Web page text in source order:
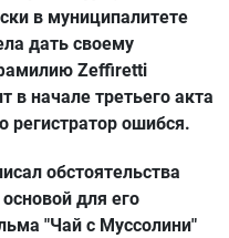
в муниципалитете
дать своему
Zeffiretti
в начале третьего акта
ошибся.
обстоятельства
для его
"Чай с Муссолини"